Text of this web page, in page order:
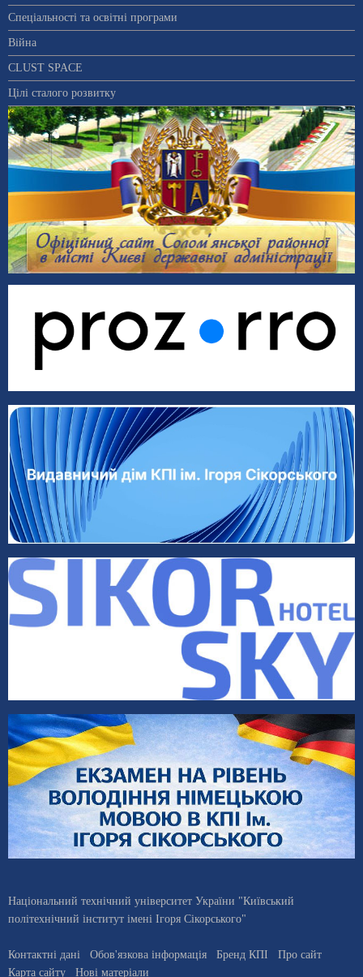
Спеціальності та освітні програми
Війна
CLUST SPACE
Цілі сталого розвитку
Національний технічний університет України "Київський
політехнічний інститут імені Ігоря Сікорського"
Контактні дані Обов'язкова інформація Бренд КПІ
Про сайт
Карта сайту
Нові матеріали